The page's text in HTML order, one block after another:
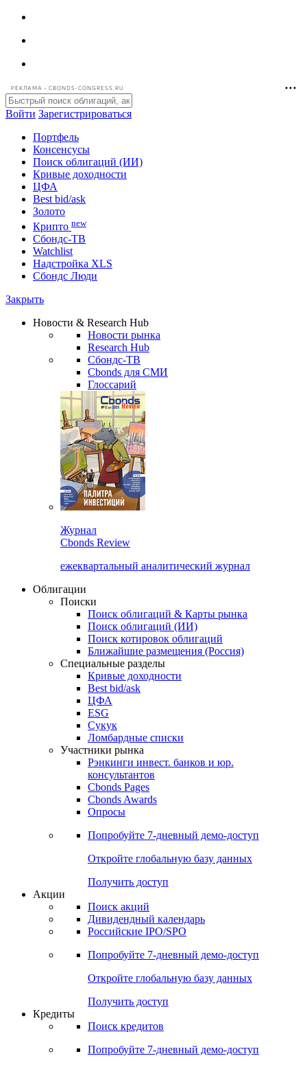
РЕКЛАМА • CBONDS-CONGRESS.RU
Войти Зарегистрироваться
Портфель
Консенсусы
Поиск облигаций (ИИ)
Кривые доходности
ЦФА
Best bid/ask
Золото
Крипто new
Сбондс-ТВ
Watchlist
Надстройка XLS
Сбондс Люди
Закрыть
Новости & Research Hub
Новости рынка
Research Hub
Сбондс-ТВ
Cbonds для СМИ
Глоссарий
Журнал
Cbonds Review
ежеквартальный аналитический журнал
Облигации
Поиски
Поиск облигаций & Карты рынка
Поиск облигаций (ИИ)
Поиск котировок облигаций
Ближайшие размещения (Россия)
Специальные разделы
Кривые доходности
Best bid/ask
ЦФА
ESG
Сукук
Ломбардные списки
Участники рынка
Рэнкинги инвест. банков и юр.
консультантов
Cbonds Pages
Cbonds Awards
Опросы
Попробуйте 7-дневный демо-доступ
Откройте глобальную базу данных
Получить доступ
Акции
Поиск акций
Дивидендный календарь
Российские IPO/SPO
Попробуйте 7-дневный демо-доступ
Откройте глобальную базу данных
Получить доступ
Кредиты
Поиск кредитов
Попробуйте 7-дневный демо-доступ